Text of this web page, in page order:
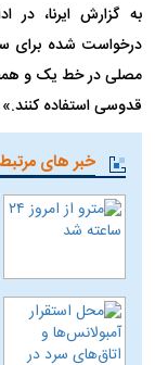
به گزارش ایرنا، در
درخواست شده برای
مصلی در خط یک و
قدوسی استفاده کنند.»
خبر های مرتبط